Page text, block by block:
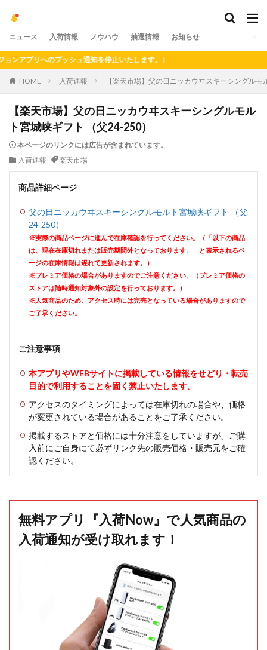
ニュース 入荷情報 ノウハウ 抽選情報 お知らせ
リへのプッシュ通知を停止いたします。）
HOME 入荷速報 【楽天市場】父の日ニッカウヰスキーシングル
【楽天市場】父の日ニッカウヰスキーシングルモル
ト宮城峡ギフト （父24-250）
本ページのリンクには広告が含まれています。
入荷速報
楽天市場
商品詳細ページ
父の日ニッカウヰスキーシングルモルト宮城峡ギフト （父
24-250）
※実際の商品ページに進んで在庫確認を行ってください。（「以下の商品
は、現在在庫切れまたは販売期間外となっております。」と表示されるペ
ージの在庫情報は遅れて更新されます。）
※プレミア価格の場合がありますのでご注意ください。（プレミア価格の
ストアは随時通知対象外の設定を行っております。）
※人気商品のため、アクセス時には完売となっている場合がありますので
ご了承ください。
ご注意事項
本アプリやWEBサイトに掲載している情報をせどり・転売
目的で利用することを固く禁止いたします。
アクセスのタイミングによっては在庫切れの場合や、価格
が変更されている場合があることをご了承ください。
掲載するストアと価格には十分注意をしていますが、ご購
入前にご自身にて必ずリンク先の販売価格・販売元をご確
認ください。
無料アプリ『入荷Now』で人気商品の
入荷通知が受け取れます！